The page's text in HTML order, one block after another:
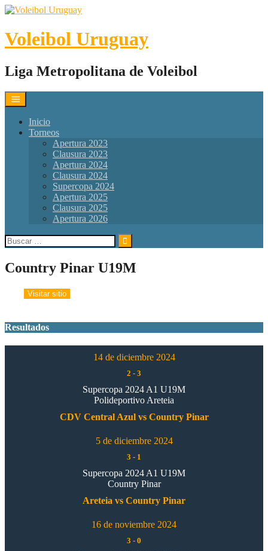
Skip
content
Voleibol Uruguay
Liga Metropolitana de Voleibol
Inicio
Torneos
Apertura 2023
Clausura 2023
Apertura 2024
Clausura 2024
Supercopa 2024
Apertura 2025
Clausura 2025
Apertura 2026
Buscar:
Country Pinar U19M
Resultados
14 de diciembre 2024
2 - 3
Supercopa 2024 A1 U19M
Polideportivo Areteia
CDV Central Azul vs Country Pinar
5 de diciembre 2024
3 - 1
Supercopa 2024 A1 U19M
Country Pinar
Areteia vs Country Pinar
16 de noviembre 2024
3 - 0